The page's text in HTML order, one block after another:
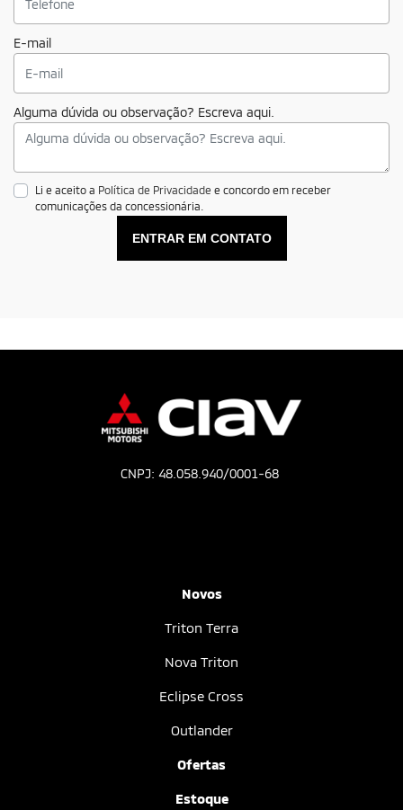
E-mail
Alguma dúvida ou observação? Escreva aqui.
Li e aceito a Política de Privacidade e concordo em receber
comunicações da concessionária.
ENTRAR EM CONTATO
CNPJ: 48.058.940/0001-68
Novos
Triton Terra
Nova Triton
Eclipse Cross
Outlander
Ofertas
Estoque